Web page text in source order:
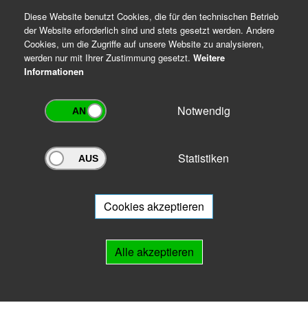
Archivportal Thüringen
Ihnen beratend zur Seite.
Diese Website benutzt Cookies, die für den technischen Betrieb
der Website erforderlich sind und stets gesetzt werden. Andere
Cookies, um die Zugriffe auf unsere Website zu analysieren,
werden nur mit Ihrer Zustimmung gesetzt. Weitere
Informationen
Notwendig
Statistiken
Cookies akzeptieren
Alle akzeptieren